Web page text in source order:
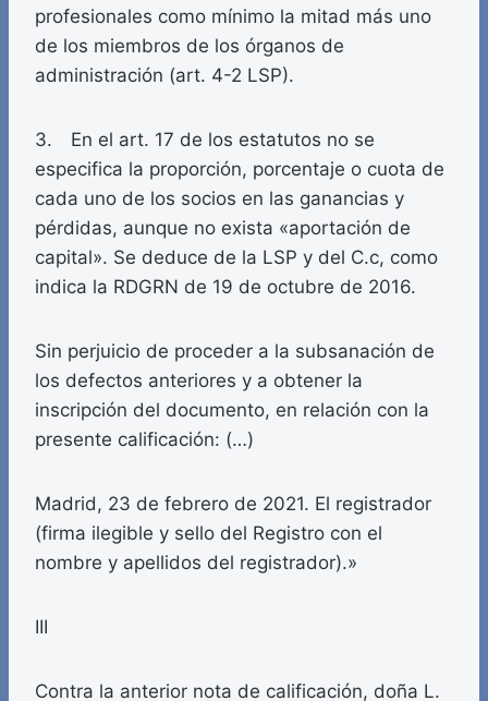
profesionales como mínimo la mitad más uno
de los miembros de los órganos de
administración (art. 4-2 LSP).
3. En el art. 17 de los estatutos no se
especifica la proporción, porcentaje o cuota de
cada uno de los socios en las ganancias y
pérdidas, aunque no exista «aportación de
capital». Se deduce de la LSP y del C.c, como
indica la RDGRN de 19 de octubre de 2016.
Sin perjuicio de proceder a la subsanación de
los defectos anteriores y a obtener la
inscripción del documento, en relación con la
presente calificación: (…)
Madrid, 23 de febrero de 2021. El registrador
(firma ilegible y sello del Registro con el
nombre y apellidos del registrador).»
III
Contra la anterior nota de calificación, doña L.